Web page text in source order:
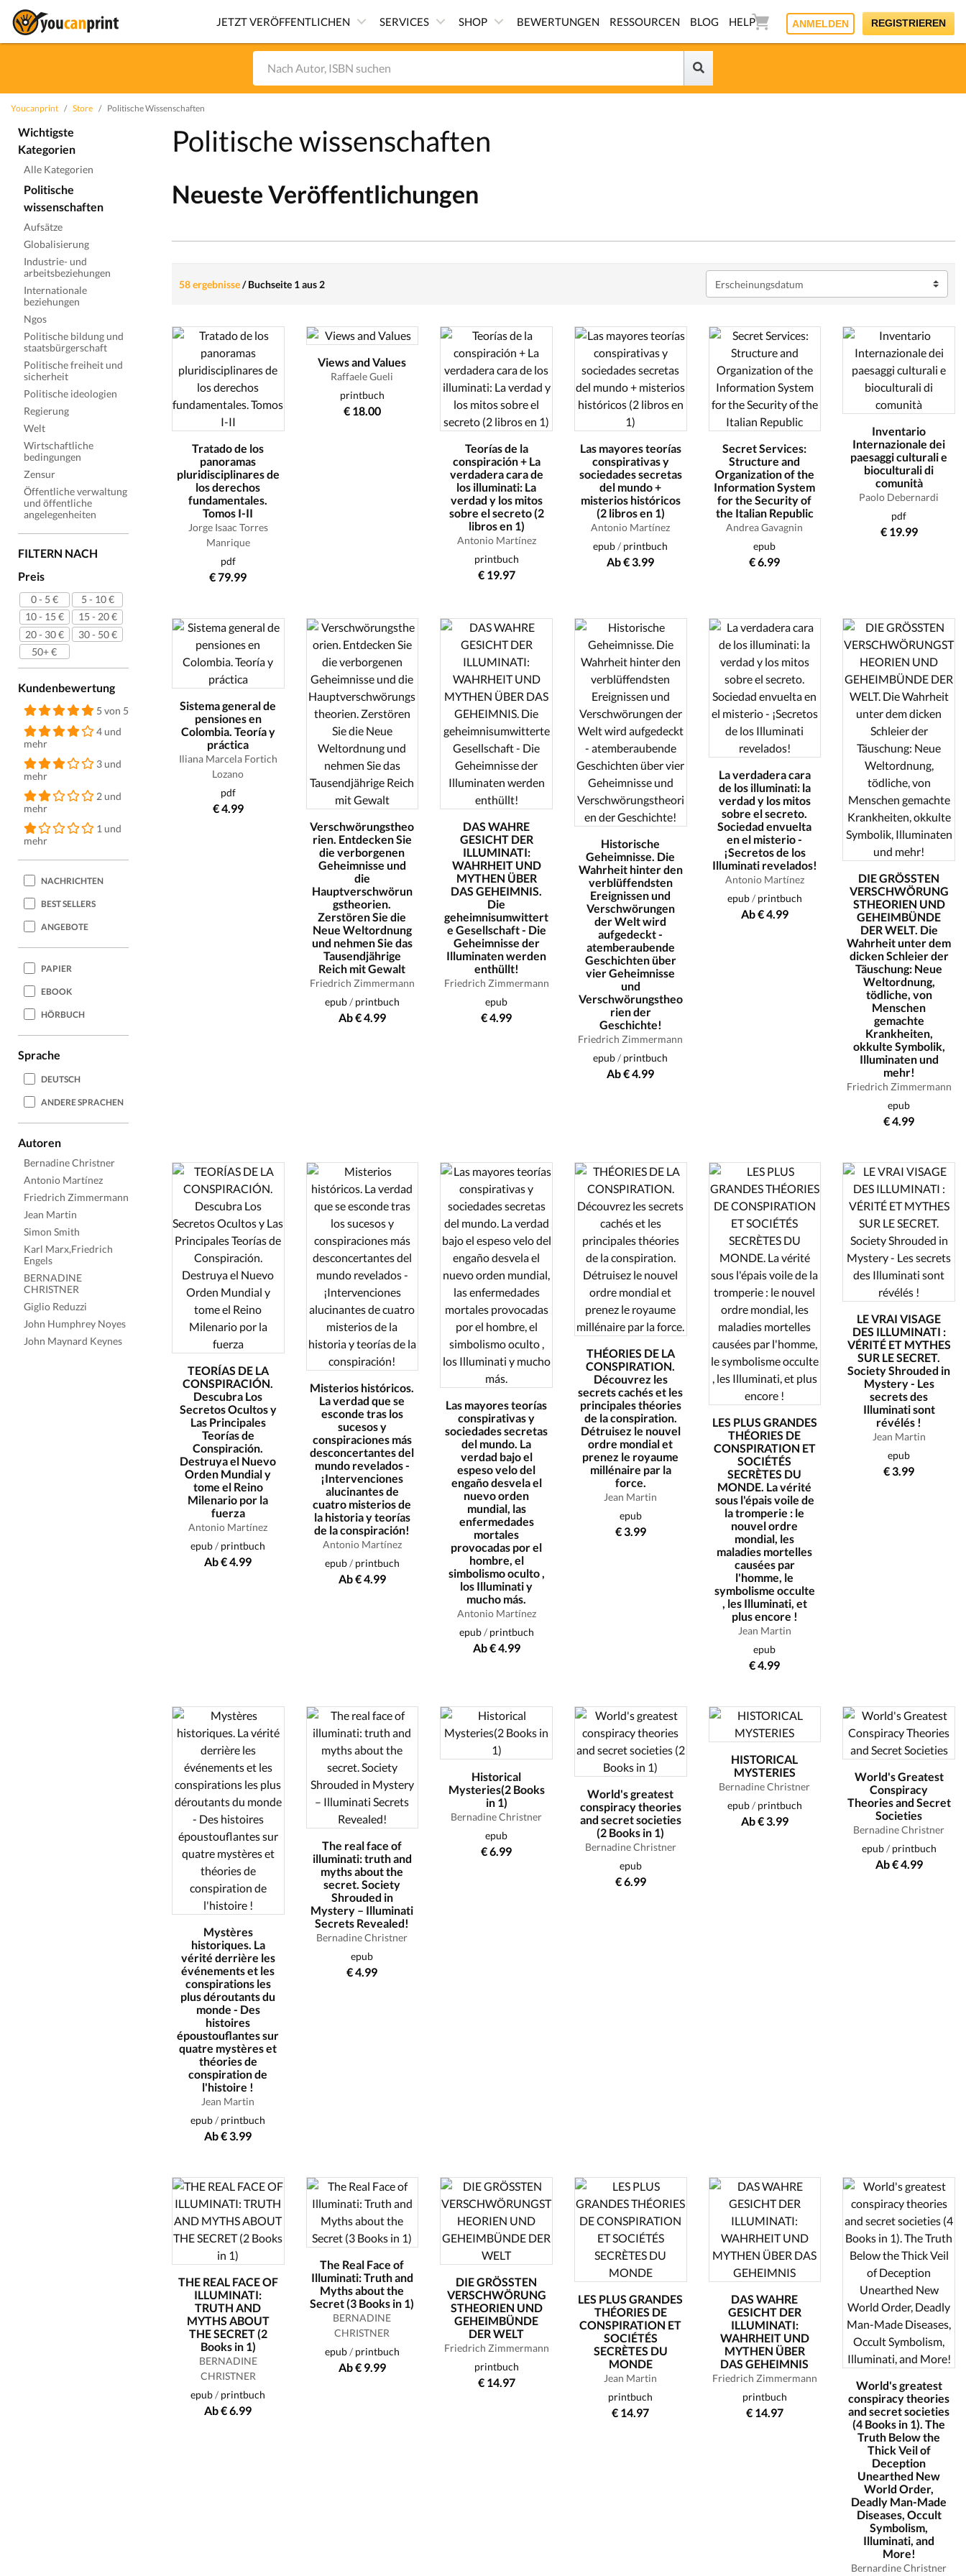
JETZT VERÖFFENTLICHEN SERVICES SHOP BEWERTUNGEN RESSOURCEN BLOG HELP ANMELDEN REGISTRIEREN
Youcanprint Store Politische Wissenschaften
Wichtigste
Kategorien
Alle Kategorien
Politische
wissenschaften
Aufsätze
Globalisierung
Industrie- und
arbeitsbeziehungen
Internationale
beziehungen
Ngos
Politische bildung und
staatsbürgerschaft
Politische freiheit und
sicherheit
Politische ideologien
Regierung
Welt
Wirtschaftliche
bedingungen
Zensur
Öffentliche verwaltung
und öffentliche
angelegenheiten
FILTERN NACH
Preis
0 - 5 €
5 - 10 €
10 - 15 €
15 - 20 €
20 - 30 €
30 - 50 €
50+ €
Kundenbewertung
5 von 5
4 und
mehr
3 und
mehr
2 und
mehr
1 und
mehr
NACHRICHTEN
BEST SELLERS
ANGEBOTE
PAPIER
EBOOK
HÖRBUCH
Sprache
DEUTSCH
ANDERE SPRACHEN
Autoren
Bernadine Christner
Antonio Martínez
Friedrich Zimmermann
Jean Martin
Simon Smith
Karl Marx,Friedrich
Engels
BERNADINE
CHRISTNER
Giglio Reduzzi
John Humphrey Noyes
John Maynard Keynes
Politische wissenschaften
Neueste Veröffentlichungen
58 ergebnisse/Buchseite 1 aus 2
Tratado de los
panoramas
pluridisciplinares de
los derechos
fundamentales.
Tomos I-II
Jorge Isaac Torres
Manrique
pdf
€ 79.99
Views and Values
Raffaele Gueli
printbuch
€ 18.00
Teorías de la
conspiración + La
verdadera cara de
los illuminati: La
verdad y los mitos
sobre el secreto (2
libros en 1)
Antonio Martínez
printbuch
€ 19.97
Las mayores teorías
conspirativas y
sociedades secretas
del mundo +
misterios históricos
(2 libros en 1)
Antonio Martínez
epub/ printbuch
Ab € 3.99
Secret Services:
Structure and
Organization of the
Information System
for the Security of
the Italian Republic
Andrea Gavagnin
epub
€ 6.99
Inventario
Internazionale dei
paesaggi culturali e
bioculturali di
comunità
Paolo Debernardi
pdf
€ 19.99
Sistema general de
pensiones en
Colombia. Teoría y
práctica
Iliana Marcela Fortich
Lozano
pdf
€ 4.99
Verschwörungstheo
rien. Entdecken Sie
die verborgenen
Geheimnisse und
die
Hauptverschwörun
gstheorien.
Zerstören Sie die
Neue Weltordnung
und nehmen Sie das
Tausendjährige
Reich mit Gewalt
Friedrich Zimmermann
epub/ printbuch
Ab € 4.99
DAS WAHRE
GESICHT DER
ILLUMINATI:
WAHRHEIT UND
MYTHEN ÜBER
DAS GEHEIMNIS.
Die
geheimnisumwittert
e Gesellschaft - Die
Geheimnisse der
Illuminaten werden
enthüllt!
Friedrich Zimmermann
epub
€ 4.99
Historische
Geheimnisse. Die
Wahrheit hinter den
verblüffendsten
Ereignissen und
Verschwörungen
der Welt wird
aufgedeckt -
atemberaubende
Geschichten über
vier Geheimnisse
und
Verschwörungstheo
rien der
Geschichte!
Friedrich Zimmermann
epub/ printbuch
Ab € 4.99
La verdadera cara
de los illuminati: la
verdad y los mitos
sobre el secreto.
Sociedad envuelta
en el misterio -
¡Secretos de los
Illuminati revelados!
Antonio Martínez
epub/ printbuch
Ab € 4.99
DIE GRÖSSTEN
VERSCHWÖRUNG
STHEORIEN UND
GEHEIMBÜNDE
DER WELT. Die
Wahrheit unter dem
dicken Schleier der
Täuschung: Neue
Weltordnung,
tödliche, von
Menschen
gemachte
Krankheiten,
okkulte Symbolik,
Illuminaten und
mehr!
Friedrich Zimmermann
epub
€ 4.99
TEORÍAS DE LA
CONSPIRACIÓN.
Descubra Los
Secretos Ocultos y
Las Principales
Teorías de
Conspiración.
Destruya el Nuevo
Orden Mundial y
tome el Reino
Milenario por la
fuerza
Antonio Martínez
epub/ printbuch
Ab € 4.99
Misterios históricos.
La verdad que se
esconde tras los
sucesos y
conspiraciones más
desconcertantes del
mundo revelados -
¡Intervenciones
alucinantes de
cuatro misterios de
la historia y teorías
de la conspiración!
Antonio Martínez
epub/ printbuch
Ab € 4.99
Las mayores teorías
conspirativas y
sociedades secretas
del mundo. La
verdad bajo el
espeso velo del
engaño desvela el
nuevo orden
mundial, las
enfermedades
mortales
provocadas por el
hombre, el
simbolismo oculto ,
los Illuminati y
mucho más.
Antonio Martínez
epub/ printbuch
Ab € 4.99
THÉORIES DE LA
CONSPIRATION.
Découvrez les
secrets cachés et les
principales théories
de la conspiration.
Détruisez le nouvel
ordre mondial et
prenez le royaume
millénaire par la
force.
Jean Martin
epub
€ 3.99
LES PLUS GRANDES
THÉORIES DE
CONSPIRATION ET
SOCIÉTÉS
SECRÈTES DU
MONDE. La vérité
sous l'épais voile de
la tromperie : le
nouvel ordre
mondial, les
maladies mortelles
causées par
l'homme, le
symbolisme occulte
, les Illuminati, et
plus encore !
Jean Martin
epub
€ 4.99
LE VRAI VISAGE
DES ILLUMINATI :
VÉRITÉ ET MYTHES
SUR LE SECRET.
Society Shrouded in
Mystery - Les
secrets des
Illuminati sont
révélés !
Jean Martin
epub
€ 3.99
Mystères
historiques. La
vérité derrière les
événements et les
conspirations les
plus déroutants du
monde - Des
histoires
époustouflantes sur
quatre mystères et
théories de
conspiration de
l'histoire !
Jean Martin
epub/ printbuch
Ab € 3.99
The real face of
illuminati: truth and
myths about the
secret. Society
Shrouded in
Mystery – Illuminati
Secrets Revealed!
Bernadine Christner
epub
€ 4.99
Historical
Mysteries(2 Books
in 1)
Bernadine Christner
epub
€ 6.99
World's greatest
conspiracy theories
and secret societies
(2 Books in 1)
Bernadine Christner
epub
€ 6.99
HISTORICAL
MYSTERIES
Bernadine Christner
epub/ printbuch
Ab € 3.99
World's Greatest
Conspiracy
Theories and Secret
Societies
Bernadine Christner
epub/ printbuch
Ab € 4.99
THE REAL FACE OF
ILLUMINATI:
TRUTH AND
MYTHS ABOUT
THE SECRET (2
Books in 1)
BERNADINE
CHRISTNER
epub/ printbuch
Ab € 6.99
The Real Face of
Illuminati: Truth and
Myths about the
Secret (3 Books in 1)
BERNADINE
CHRISTNER
epub/ printbuch
Ab € 9.99
DIE GRÖSSTEN
VERSCHWÖRUNG
STHEORIEN UND
GEHEIMBÜNDE
DER WELT
Friedrich Zimmermann
printbuch
€ 14.97
LES PLUS GRANDES
THÉORIES DE
CONSPIRATION ET
SOCIÉTÉS
SECRÈTES DU
MONDE
Jean Martin
printbuch
€ 14.97
DAS WAHRE
GESICHT DER
ILLUMINATI:
WAHRHEIT UND
MYTHEN ÜBER
DAS GEHEIMNIS
Friedrich Zimmermann
printbuch
€ 14.97
World's greatest
conspiracy theories
and secret societies
(4 Books in 1). The
Truth Below the
Thick Veil of
Deception
Unearthed New
World Order,
Deadly Man-Made
Diseases, Occult
Symbolism,
Illuminati, and
More!
Bernardine Christner